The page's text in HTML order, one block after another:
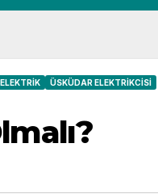
ÜSKÜDAR ELEKTRIKCISI